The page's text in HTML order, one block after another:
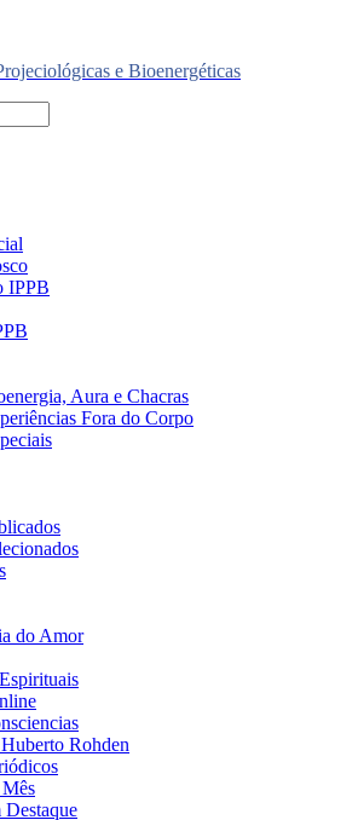
e Bioenergéticas
IPPB
Aura e Chacras
Fora do Corpo
do Amor
Rohden
Destaque